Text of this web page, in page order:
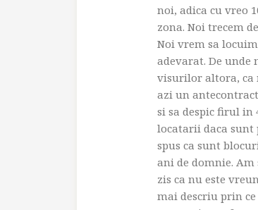
noi, adica cu vreo
zona. Noi trecem
Noi vrem sa
adevarat. De unde
visurilor altora, ca
azi un
si sa despic firul in
locatarii daca sunt
spus ca sunt
ani de domnie.
zis ca nu este
mai descriu prin